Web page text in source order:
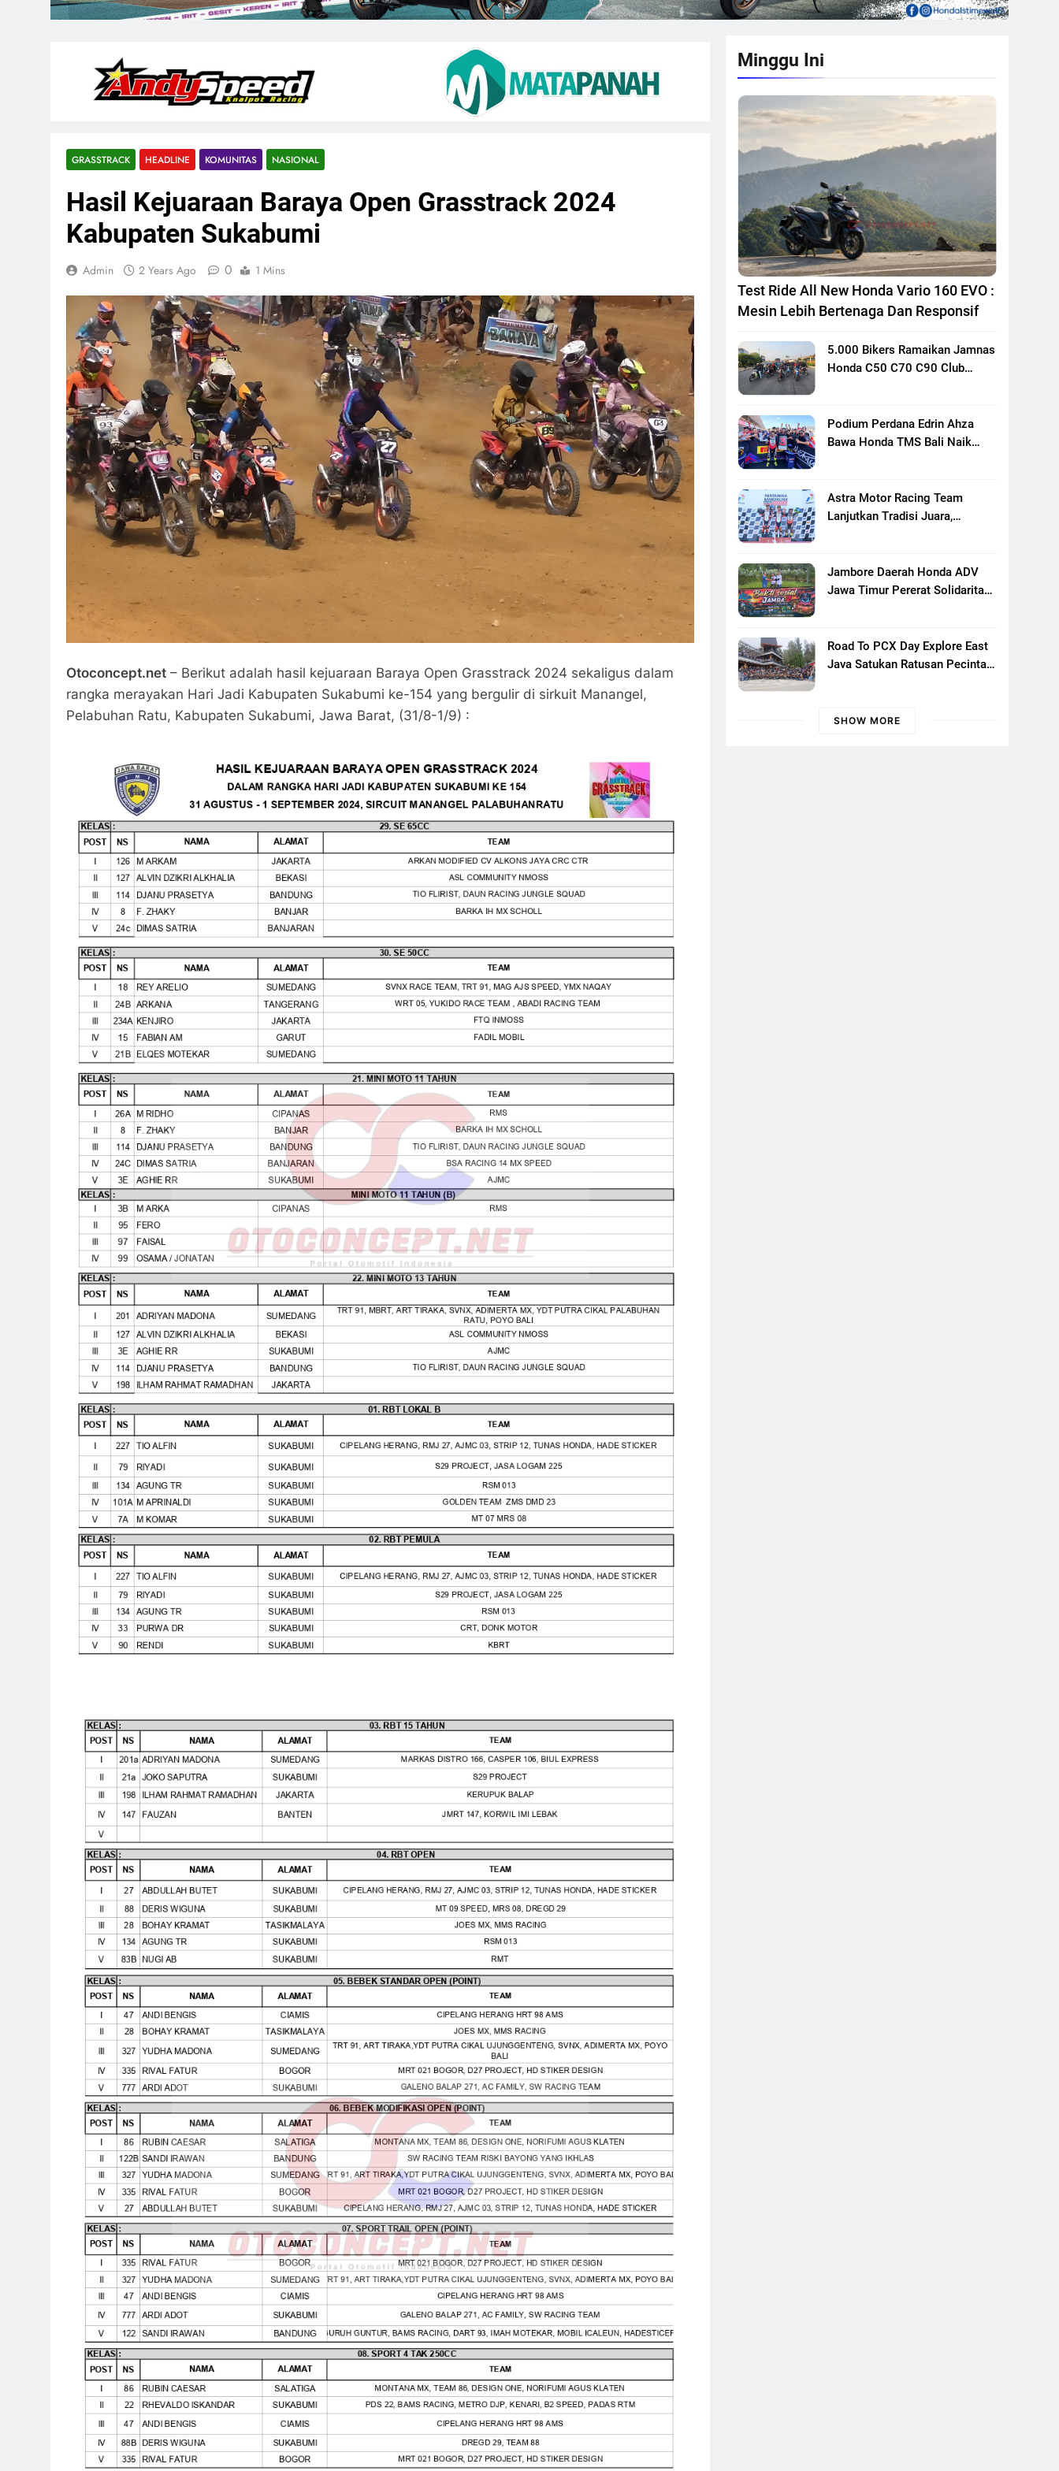
GRASSTRACK HEADLINE KOMUNITAS NASIONAL
Hasil Kejuaraan Baraya Open Grasstrack 2024
Kabupaten Sukabumi
Admin 2 Years Ago 0 1 Mins
Otoconcept.net – Berikut adalah hasil kejuaraan Baraya Open Grasstrack 2024 sekaligus dalam
rangka merayakan Hari Jadi Kabupaten Sukabumi ke-154 yang bergulir di sirkuit Manangel,
Pelabuhan Ratu, Kabupaten Sukabumi, Jawa Barat, (31/8-1/9) :
Minggu Ini
Test Ride All New Honda Vario 160 EVO :
Mesin Lebih Bertenaga Dan Responsif
5.000 Bikers Ramaikan Jamnas
Honda C50 C70 C90 Club
Motor Klasik Honda
Podium Perdana Edrin Ahza
Bawa Honda TMS Bali Naik
Astra Motor Racing Team
Lanjutkan Tradisi Juara,
Putaran Ke 3
Jambore Daerah Honda ADV
Jawa Timur Pererat Solidaritas
Banyuwangi
Road To PCX Day Explore East
Java Satukan Ratusan Pecinta
SHOW MORE